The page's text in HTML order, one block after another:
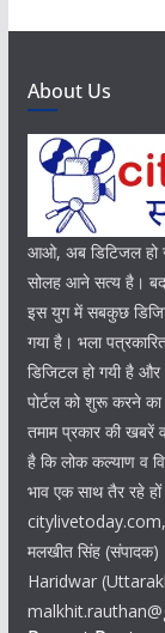
About Us
आओ, अब डिटिजल हो
सोलह आने सत्य है।
इस युग में सबकुछ
गया है। भला
डिजिटल हो गयी है
पोर्टल को शुरू करने
तमाम प्रकार की खबरें
है कि लोक कल्याण व
भाव एक साथ तैर रहे
citylivetoday.com,
मलखीत सिंह
Haridwar